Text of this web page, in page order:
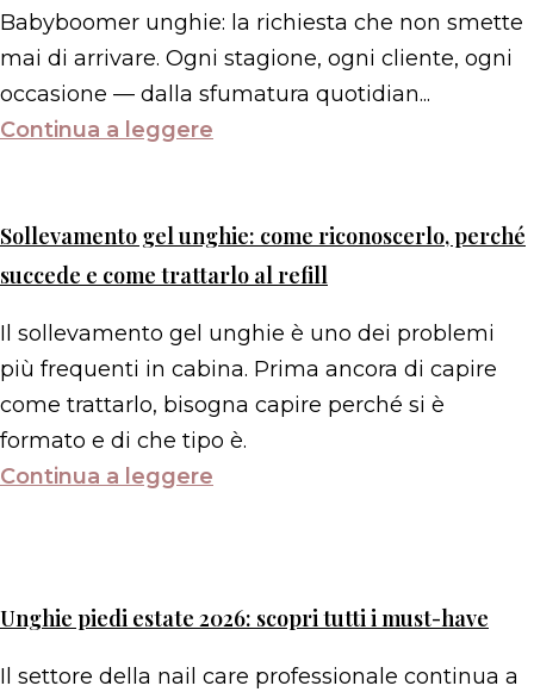
Babyboomer unghie: la richiesta che non smette
mai di arrivare. Ogni stagione, ogni cliente, ogni
occasione — dalla sfumatura quotidian...
Continua a leggere
Sollevamento gel unghie: come riconoscerlo, perché
succede e come trattarlo al refill
Il sollevamento gel unghie è uno dei problemi
più frequenti in cabina. Prima ancora di capire
come trattarlo, bisogna capire perché si è
formato e di che tipo è.
Continua a leggere
Unghie piedi estate 2026: scopri tutti i must-have
Il settore della nail care professionale continua a